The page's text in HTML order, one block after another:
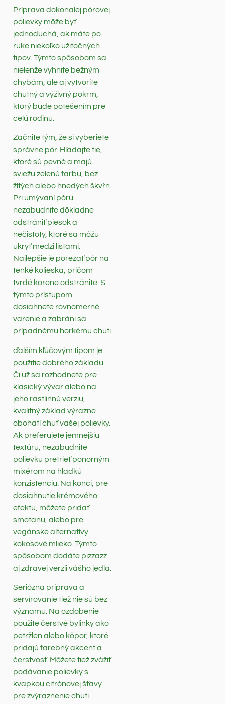
Príprava dokonalej pórovej
polievky môže byť
jednoduchá, ak máte po
ruke niekoľko užitočných
tipov. Týmto spôsobom sa
nielenže vyhnite bežným
chybám, ale aj vytvoríte
chutný a výživný pokrm,
ktorý bude potešením pre
celú rodinu.
Začnite tým, že si vyberiete
správne pór. Hľadajte tie,
ktoré sú pevné a majú
sviežu zelenú farbu, bez
žltých alebo hnedých škvŕn.
Pri umývaní póru
nezabudnite dôkladne
odstrániť piesok a
nečistoty, ktoré sa môžu
ukryť medzi listami.
Najlepšie je porezať pór na
tenké kolieska, pričom
tvrdé korene odstránite. S
týmto prístupom
dosiahnete rovnomerné
varenie a zabráni sa
prípadnému horkému chuti.
ďalším kľúčovým tipom je
použitie dobrého základu.
Či už sa rozhodnete pre
klasický vývar alebo na
jeho rastlinnú verziu,
kvalitný základ výrazne
obohatí chuť vašej polievky.
Ak preferujete jemnejšiu
textúru, nezabudnite
polievku pretrieť ponorným
mixérom na hladkú
konzistenciu. Na konci, pre
dosiahnutie krémového
efektu, môžete pridať
smotanu, alebo pre
vegánske alternatívy
kokosové mlieko. Týmto
spôsobom dodáte pizzazz
aj zdravej verzii vášho jedla.
Seriózna príprava a
servírovanie tiež nie sú bez
významu. Na ozdobenie
použite čerstvé bylinky ako
petržlen alebo kôpor, ktoré
pridajú farebný akcent a
čerstvosť. Môžete tiež zvážiť
podávanie polievky s
kvapkou citrónovej šťavy
pre zvýraznenie chuti.